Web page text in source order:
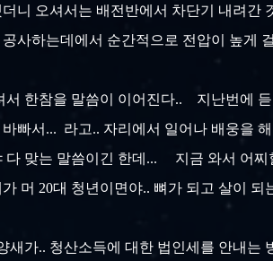
니 오셔서는 배전반에서 차단기 내려간
사하는데에서 순간적으로 전압이 높게
한참을 말씀이 이어진다.. 지난번에
빠서... 라고.. 자리에서 일어나 배웅을
다 맞는 말씀이긴 한데... 지금 와서 어찌
머 20대 청년이면야.. 뼈가 되고 살이
가.. 청산소득에 대한 법인세를 안내는